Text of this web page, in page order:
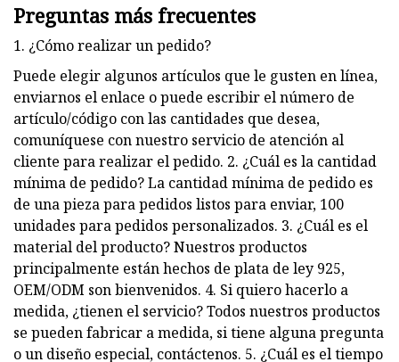
Preguntas más frecuentes
1. ¿Cómo realizar un pedido?
Puede elegir algunos artículos que le gusten en línea,
enviarnos el enlace o puede escribir el número de
artículo/código con las cantidades que desea,
comuníquese con nuestro servicio de atención al
cliente para realizar el pedido. 2. ¿Cuál es la cantidad
mínima de pedido? La cantidad mínima de pedido es
de una pieza para pedidos listos para enviar, 100
unidades para pedidos personalizados. 3. ¿Cuál es el
material del producto? Nuestros productos
principalmente están hechos de plata de ley 925,
OEM/ODM son bienvenidos. 4. Si quiero hacerlo a
medida, ¿tienen el servicio? Todos nuestros productos
se pueden fabricar a medida, si tiene alguna pregunta
o un diseño especial, contáctenos. 5. ¿Cuál es el tiempo